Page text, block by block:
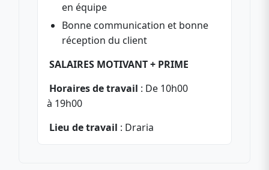
en équipe
Bonne communication et bonne
réception du client
SALAIRES MOTIVANT + PRIME
Horaires de travail : De 10h00
à 19h00
Lieu de travail : Draria